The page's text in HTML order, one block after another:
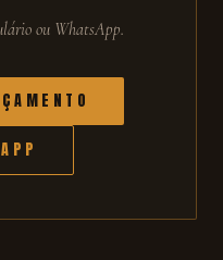
ou WhatsApp.